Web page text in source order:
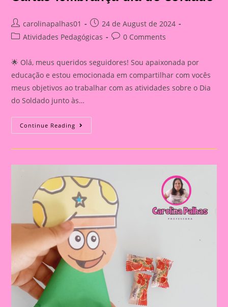
Post
author:
carolinapalhas01
Post
published:
24 de August de 2024
PostAtividades Pedagógicas
Post0 Comments
🌟 Olá, meus queridos seguidores! Sou apaixonada por
educação e estou emocionada em compartilhar com vocês
meus objetivos ao trabalhar com as atividades sobre o Dia
do Soldado junto às…
Continue Reading Cartão
Lembrança